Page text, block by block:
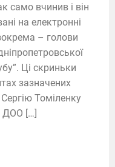
само вчинив і він
на електронні
– голови
Ці скриньки
зазначених
Томіленку
ДОО […]